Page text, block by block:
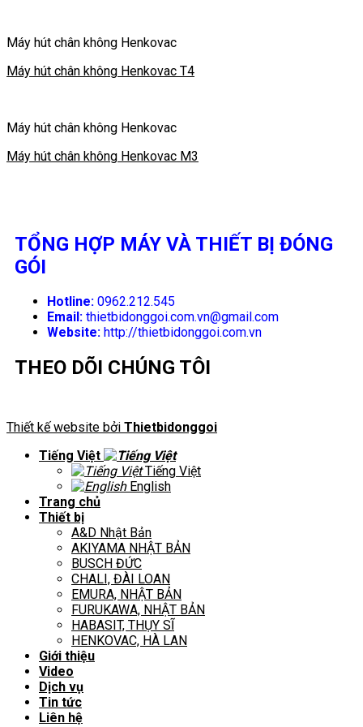
Máy hút chân không Henkovac
Máy hút chân không Henkovac T4
Máy hút chân không Henkovac
Máy hút chân không Henkovac M3
TỔNG HỢP MÁY VÀ THIẾT BỊ ĐÓNG
GÓI
Hotline: 0962.212.545
Email: thietbidonggoi.com.vn@gmail.com
Website: http://thietbidonggoi.com.vn
THEO DÕI CHÚNG TÔI
Thiết kế website bởi Thietbidonggoi
Tiếng Việt
Tiếng Việt
English
Trang chủ
Thiết bị
A&D Nhật Bản
AKIYAMA NHẬT BẢN
BUSCH ĐỨC
CHALI, ĐÀI LOAN
EMURA, NHẬT BẢN
FURUKAWA, NHẬT BẢN
HABASIT, THỤY SĨ
HENKOVAC, HÀ LAN
Giới thiệu
Video
Dịch vụ
Tin tức
Liên hệ